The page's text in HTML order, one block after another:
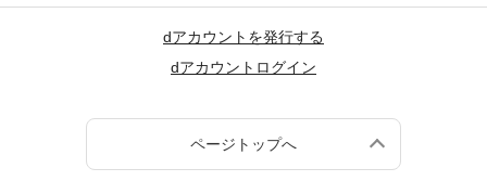
dアカウントを発行する
dアカウントログイン
ページトップへ